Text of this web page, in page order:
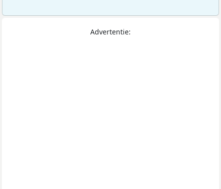
Advertentie: